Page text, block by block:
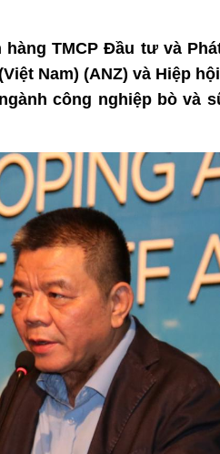
hàng TMCP Đầu tư và
Nam) (ANZ) và Hiệp
công nghiệp bò và